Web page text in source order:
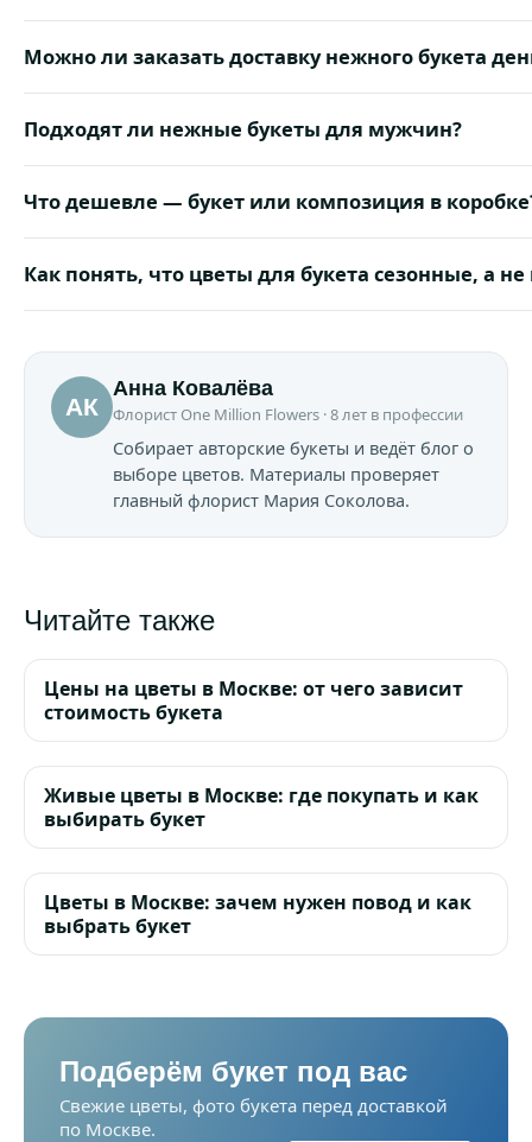
Можно ли заказать доставку нежного букета
Подходят ли нежные букеты для мужчин?
Что дешевле — букет или композиция в
Как понять, что цветы для букета сезонные, а
АК
Анна Ковалёва
Флорист One Million Flowers · 8 лет в профессии
Собирает авторские букеты и ведёт блог о
выборе цветов. Материалы проверяет
главный флорист Мария Соколова.
Читайте также
Цены на цветы в Москве: от чего зависит
стоимость букета
Живые цветы в Москве: где покупать и как
выбирать букет
Цветы в Москве: зачем нужен повод и как
выбрать букет
Подберём букет под вас
Свежие цветы, фото букета перед доставкой
по Москве.